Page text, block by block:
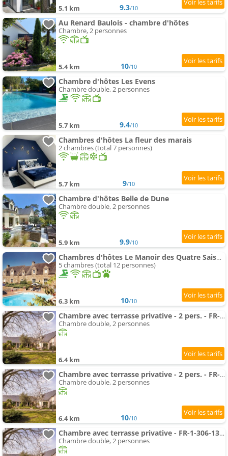
5.1 km 9.3/10
Au Renard Baulois - chambre d'hôtes
Chambre, 2 personnes
5.4 km 10/10
Chambre d'hôtes Les Evens
Chambre double, 2 personnes
5.7 km 9.4/10
Chambres d'hôtes La fleur des marais
2 chambres (total 7 personnes)
5.7 km 9/10
Chambre d'hôtes Belle de Dune
Chambre double, 2 personnes
5.9 km 9.9/10
Chambres d'hôtes Le Manoir des Quatre Saisons
5 chambres (total 12 personnes)
6.3 km 10/10
Chambre avec terrasse privative - 2 pers. - FR-1-306-1337
Chambre double, 2 personnes
6.4 km
Chambre avec terrasse privative - 2 pers. - FR-1-306-1338
Chambre double, 2 personnes
6.4 km 10/10
Chambre avec terrasse privative - FR-1-306-1340
Chambre double, 2 personnes